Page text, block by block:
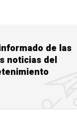
de las
noticias del